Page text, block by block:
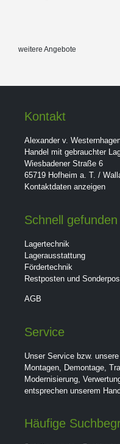
weitere Angebote
Kontakt
Alexander v.
Handel mit gebrauchter
Wiesbadener Straße 6
65719 Hofheim a. T. /
Kontaktdaten anzeigen
Schnell gefunden
Lagertechnik
Lagerausstattung
Fördertechnik
Restposten und
AGB
Service
Unser Service bzw.
Montagen, Demontage,
Modernisierung,
entsprechen unserem
Häufige